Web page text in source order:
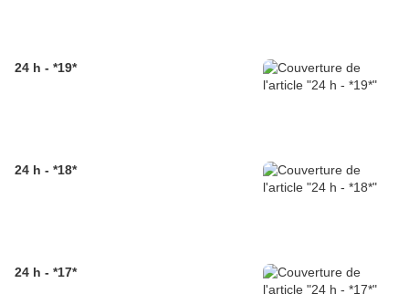
24 h - *19*
24 h - *18*
24 h - *17*